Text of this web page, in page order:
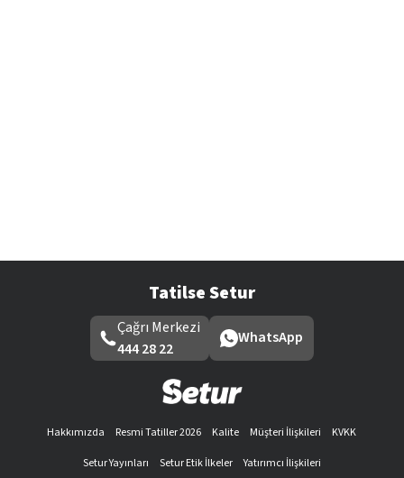
Tatilse Setur
Çağrı Merkezi
444 28 22
WhatsApp
Hakkımızda Resmi Tatiller 2026 Kalite Müşteri İlişkileri
KVKK
Setur Yayınları
Setur Etik İlkeler
Yatırımcı İlişkileri